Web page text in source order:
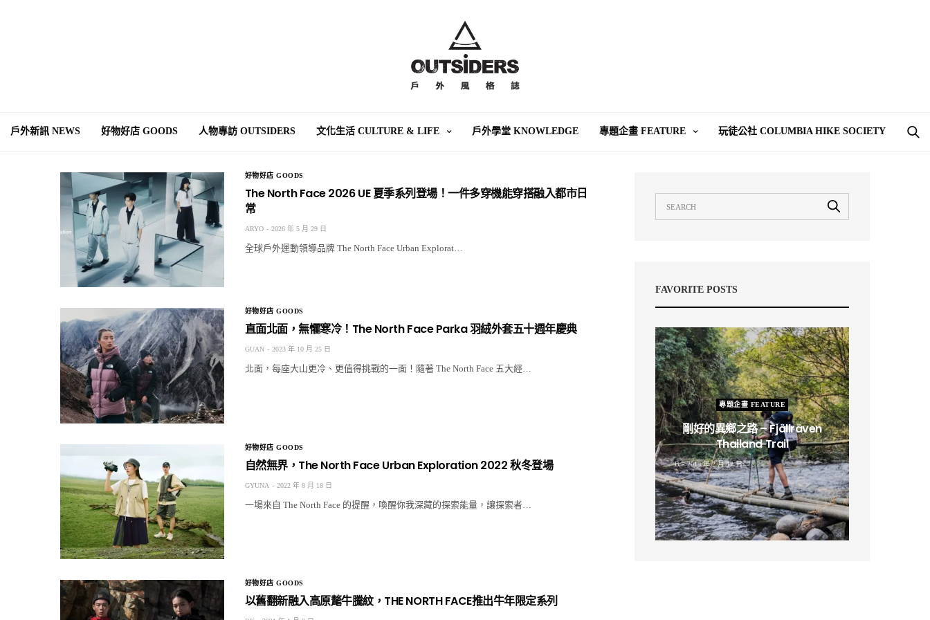
戶外新訊 NEWS 好物好店 GOODS 人物專訪 OUTSIDERS 文化生活 CULTURE & LIFE 戶外學堂 KNOWLEDGE 專題企畫 FEATURE 玩徒公社 COLUMBIA HIKE SOCIETY
好物好店 GOODS
The North Face 2026 UE 夏季系列登場！一件多穿機能穿搭融入都市日
常
ARYO 2026 年 5 月 29 日
全球戶外運動領導品牌 The North Face Urban Explorat…
好物好店 GOODS
直面北面，無懼寒冷！The North Face Parka 羽絨外套五十週年慶典
GUAN 2023 年 10 月 25 日
北面，每座大山更冷、更值得挑戰的一面！隨著 The North Face 五大經…
好物好店 GOODS
自然無界，The North Face Urban Exploration 2022 秋冬登場
GYUNA 2022 年 8 月 18 日
一場來自 The North Face 的提醒，喚醒你我深藏的探索能量，讓探索者…
好物好店 GOODS
以舊翻新融入高原氂牛騰紋，THE NORTH FACE推出牛年限定系列
FAVORITE POSTS
專題企畫 FEATURE
剛好的異鄉之路 – Fjällräven
Thailand Trail
B 2019 年 2 月 12 日